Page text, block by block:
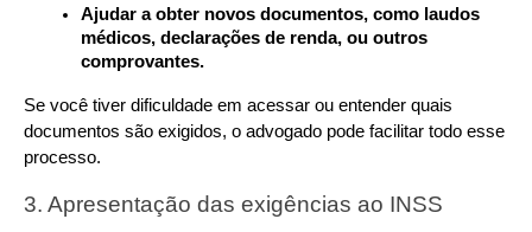
Ajudar a obter novos documentos, como laudos
médicos, declarações de renda, ou outros
comprovantes.
Se você tiver dificuldade em acessar ou entender quais
documentos são exigidos, o advogado pode facilitar todo esse
processo.
3. Apresentação das exigências ao INSS